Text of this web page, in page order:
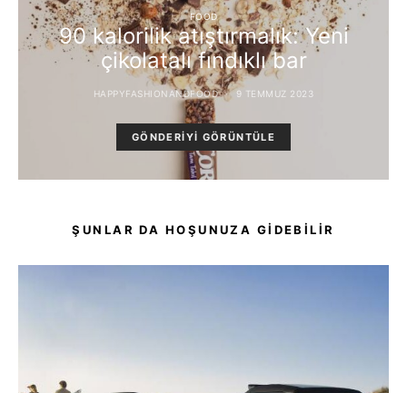
FOOD
90 kalorilik atıştırmalık: Yeni
çikolatalı fındıklı bar
HAPPYFASHIONANDFOOD 9 TEMMUZ 2023
GÖNDERIYI GÖRÜNTÜLE
ŞUNLAR DA HOŞUNUZA GIDEBILIR